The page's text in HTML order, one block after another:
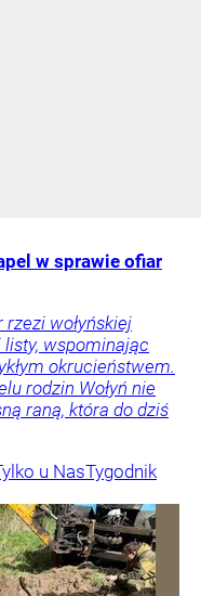
w sprawie ofiar
wołyńskiej
wspominając
okrucieństwem.
rodzin Wołyń nie
raną, która do dziś
u NasTygodnik